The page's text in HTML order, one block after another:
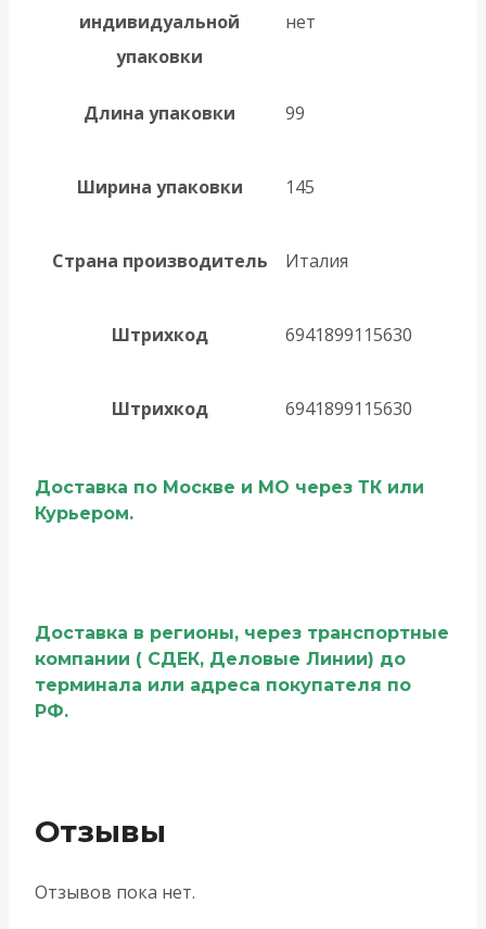
индивидуальной
упаковки
нет
Длина упаковки 99
Ширина упаковки 145
Страна производитель Италия
Штрихкод 6941899115630
Штрихкод 6941899115630
Доставка по Москве и МО через ТК или
Курьером.
Доставка в регионы, через транспортные
компании ( СДЕК, Деловые Линии) до
терминала или адреса покупателя по
РФ.
Отзывы
Отзывов пока нет.